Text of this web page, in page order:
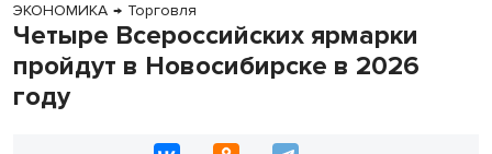
ЭКОНОМИКА → Торговля
Четыре Всероссийских ярмарки
пройдут в Новосибирске в 2026
году